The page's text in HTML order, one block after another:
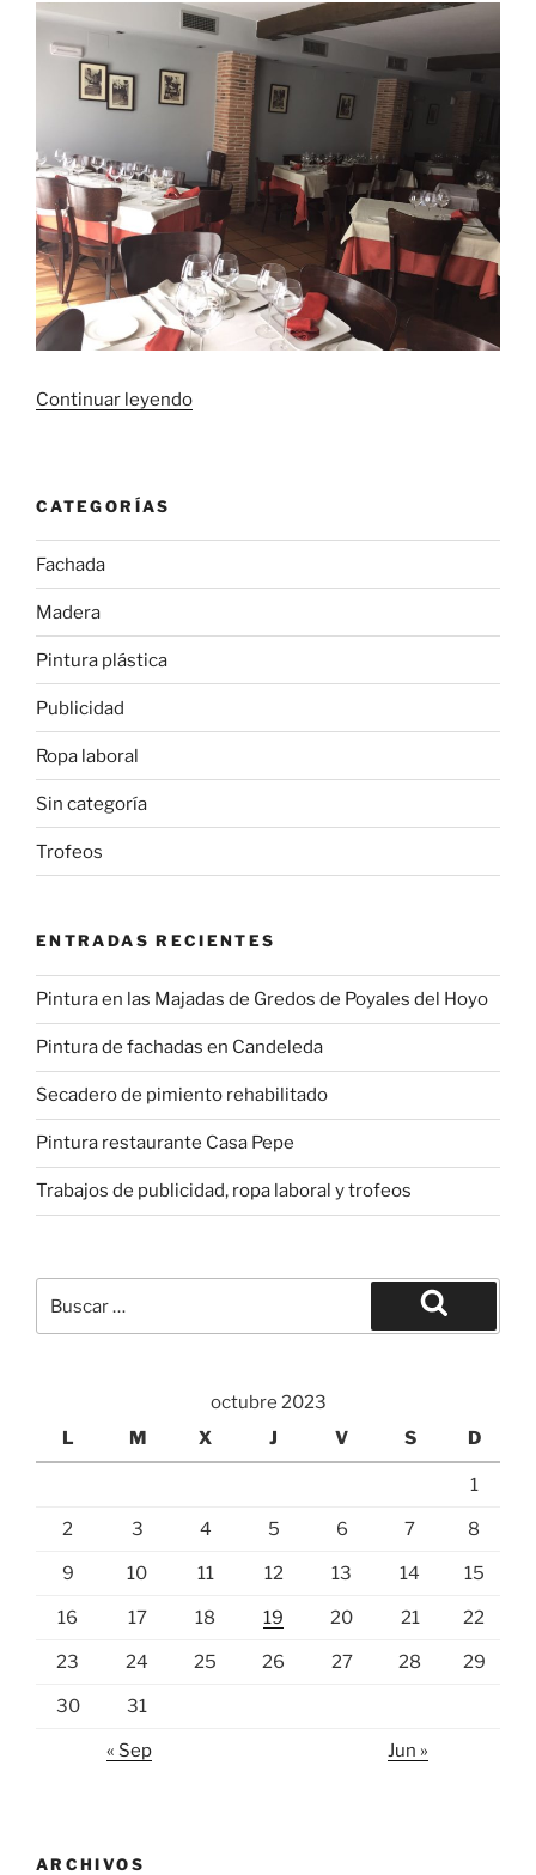
Continuar leyendo«Pintura
CATEGORÍAS
Fachada
Madera
Pintura plástica
Publicidad
Ropa laboral
Sin categoría
Trofeos
ENTRADAS RECIENTES
Pintura en las Majadas de Gredos de Poyales del Hoyo
Pintura de fachadas en Candeleda
Secadero de pimiento rehabilitado
Pintura restaurante Casa Pepe
Trabajos de publicidad, ropa laboral y trofeos
por:
Buscar
octubre 2023
L
M X J V S D
1
2 3 4 5 6 7 8
9 10 11 12 13 14 15
16 17 18 19 20 21 22
23 24 25 26 27 28 29
30 31
« Sep Jun »
ARCHIVOS